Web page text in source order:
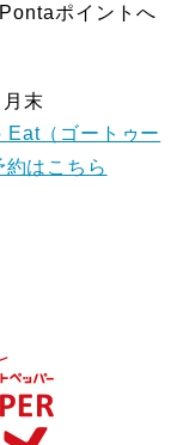
ポイントへ
末
Eat（ゴートゥー
はこちら